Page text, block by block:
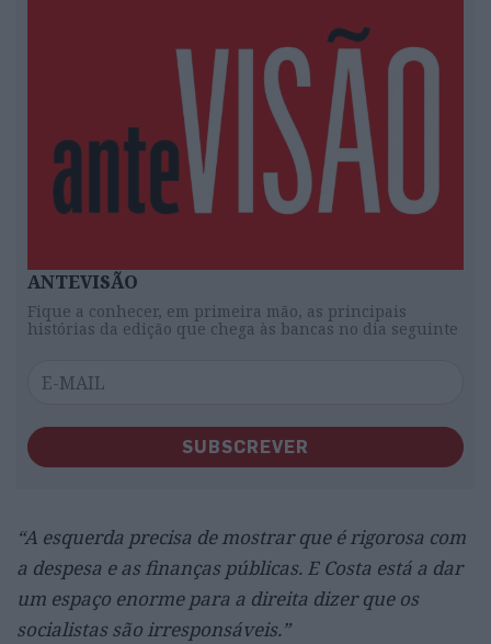
ANTEVISÃO
Fique a conhecer, em primeira mão, as principais
histórias da edição que chega às bancas no dia seguinte
SUBSCREVER
“A esquerda precisa de mostrar que é rigorosa com
a despesa e as finanças públicas. E Costa está a dar
um espaço enorme para a direita dizer que os
socialistas são irresponsáveis.”